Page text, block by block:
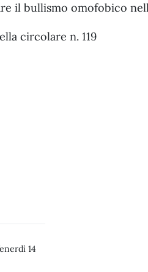
il bullismo omofobico
circolare n. 119
bullismo e dell’omofobia
14